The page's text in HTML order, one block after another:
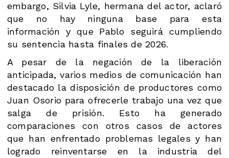
embargo, Silvia Lyle, hermana del actor, aclaró
que no hay ninguna base para esta
información y que Pablo seguirá cumpliendo
su sentencia hasta finales de 2026.
A pesar de la negación de la liberación
anticipada, varios medios de comunicación han
destacado la disposición de productores como
Juan Osorio para ofrecerle trabajo una vez que
salga de prisión. Esto ha generado
comparaciones con otros casos de actores
que han enfrentado problemas legales y han
logrado reinventarse en la industria del